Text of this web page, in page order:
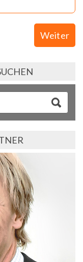
Weiter